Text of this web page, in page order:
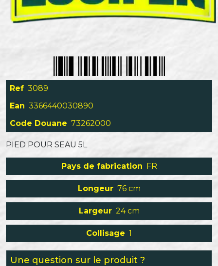
Ref 3089
Ean 3366440030890
Code Douane 73262000
PIED POUR SEAU 5L
Pays de fabrication FR
Longeur 76 cm
Largeur 24 cm
Collisage 1
Une question sur le produit ?